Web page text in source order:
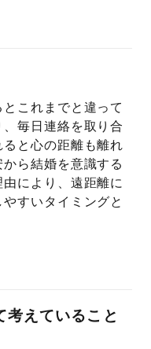
これまでと違って
毎日連絡を取り合
と心の距離も離れ
ら結婚を意識する
により、遠距離に
すいタイミングと
考えていること